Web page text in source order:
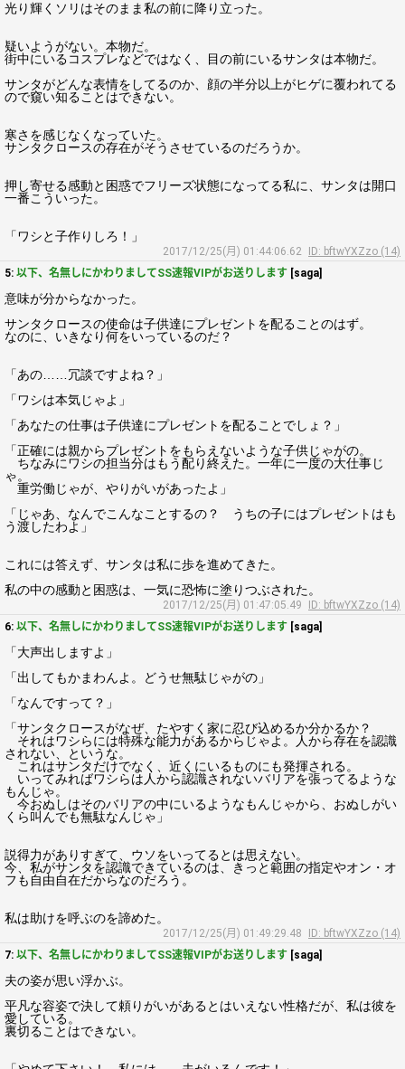
光り輝くソリはそのまま私の前に降り立った。
疑いようがない。本物だ。
街中にいるコスプレなどではなく、目の前にいるサンタは本物だ。
サンタがどんな表情をしてるのか、顔の半分以上がヒゲに覆われてる
ので窺い知ることはできない。
寒さを感じなくなっていた。
サンタクロースの存在がそうさせているのだろうか。
押し寄せる感動と困惑でフリーズ状態になってる私に、サンタは開口
一番こういった。
「ワシと子作りしろ！」
2017/12/25(月) 01:44:06.62
ID: bftwYXZzo (14)
5: 以下、名無しにかわりましてSS速報VIPがお送りします [saga]
意味が分からなかった。
サンタクロースの使命は子供達にプレゼントを配ることのはず。
なのに、いきなり何をいっているのだ？
「あの……冗談ですよね？」
「ワシは本気じゃよ」
「あなたの仕事は子供達にプレゼントを配ることでしょ？」
「正確には親からプレゼントをもらえないような子供じゃがの。
ちなみにワシの担当分はもう配り終えた。一年に一度の大仕事じ
ゃ。
重労働じゃが、やりがいがあったよ」
「じゃあ、なんでこんなことするの？ うちの子にはプレゼントはも
う渡したわよ」
これには答えず、サンタは私に歩を進めてきた。
私の中の感動と困惑は、一気に恐怖に塗りつぶされた。
2017/12/25(月) 01:47:05.49
ID: bftwYXZzo (14)
6: 以下、名無しにかわりましてSS速報VIPがお送りします [saga]
「大声出しますよ」
「出してもかまわんよ。どうせ無駄じゃがの」
「なんですって？」
「サンタクロースがなぜ、たやすく家に忍び込めるか分かるか？
それはワシらには特殊な能力があるからじゃよ。人から存在を認識
されない、というな。
これはサンタだけでなく、近くにいるものにも発揮される。
いってみればワシらは人から認識されないバリアを張ってるような
もんじゃ。
今おぬしはそのバリアの中にいるようなもんじゃから、おぬしがい
くら叫んでも無駄なんじゃ」
説得力がありすぎて、ウソをいってるとは思えない。
今、私がサンタを認識できているのは、きっと範囲の指定やオン・オ
フも自由自在だからなのだろう。
私は助けを呼ぶのを諦めた。
2017/12/25(月) 01:49:29.48
ID: bftwYXZzo (14)
7: 以下、名無しにかわりましてSS速報VIPがお送りします [saga]
夫の姿が思い浮かぶ。
平凡な容姿で決して頼りがいがあるとはいえない性格だが、私は彼を
愛している。
裏切ることはできない。